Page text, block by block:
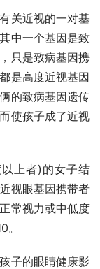
关近视的一对基
中一个基因是致
只是致病基因携
是高度近视基因
的致病基因遗传
使孩子成了近视
上者)的女子结
视眼基因携带者
常视力或中低度
子的眼睛健康影